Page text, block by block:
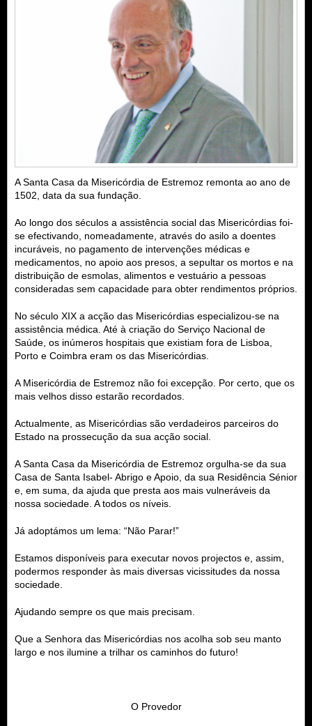
A Santa Casa da Misericórdia de Estremoz remonta ao ano de
1502, data da sua fundação.
Ao longo dos séculos a assistência social das Misericórdias foi-
se efectivando, nomeadamente, através do asilo a doentes
incuráveis, no pagamento de intervenções médicas e
medicamentos, no apoio aos presos, a sepultar os mortos e na
distribuição de esmolas, alimentos e vestuário a pessoas
consideradas sem capacidade para obter rendimentos próprios.
No século XIX a acção das Misericórdias especializou-se na
assistência médica. Até à criação do Serviço Nacional de
Saúde, os inúmeros hospitais que existiam fora de Lisboa,
Porto e Coimbra eram os das Misericórdias.
A Misericórdia de Estremoz não foi excepção. Por certo, que os
mais velhos disso estarão recordados.
Actualmente, as Misericórdias são verdadeiros parceiros do
Estado na prossecução da sua acção social.
A Santa Casa da Misericórdia de Estremoz orgulha-se da sua
Casa de Santa Isabel- Abrigo e Apoio, da sua Residência Sénior
e, em suma, da ajuda que presta aos mais vulneráveis da
nossa sociedade. A todos os níveis.
Já adoptámos um lema: “Não Parar!”
Estamos disponíveis para executar novos projectos e, assim,
podermos responder às mais diversas vicissitudes da nossa
sociedade.
Ajudando sempre os que mais precisam.
Que a Senhora das Misericórdias nos acolha sob seu manto
largo e nos ilumine a trilhar os caminhos do futuro!
O Provedor